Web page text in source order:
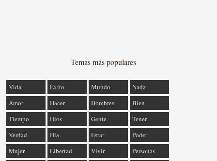
Temas más populares
Vida Éxito Mundo
Nada
Amor
Hacer Hombres
Bien
Tiempo
Dios Gente
Tener
Verdad
Día Estar
Poder
Mujer
Libertad Vivir Personas